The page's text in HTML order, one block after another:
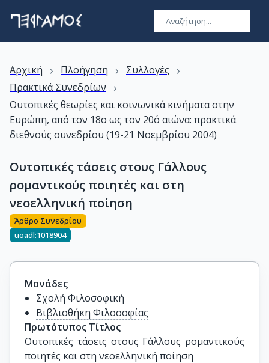
Αρχική › Πλοήγηση › Συλλογές ›
Πρακτικά Συνεδρίων ›
Ουτοπικές θεωρίες και κοινωνικά κινήματα στην
Ευρώπη, από τον 18ο ως τον 20ό αιώνα: πρακτικά
διεθνούς συνεδρίου (19-21 Νοεμβρίου 2004)
Ουτοπικές τάσεις στους Γάλλους
ρομαντικούς ποιητές και στη
νεοελληνική ποίηση
Άρθρο Συνεδρίου
uoadl:1018904
Μονάδες
Σχολή Φιλοσοφική
Βιβλιοθήκη Φιλοσοφίας
Πρωτότυπος Τίτλος
Ουτοπικές τάσεις στους Γάλλους ρομαντικούς
ποιητές και στη νεοελληνική ποίηση